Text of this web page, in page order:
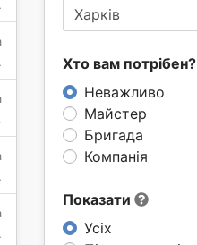
Харків
Хто вам потрібен?
Неважливо
Майстер
Бригада
Компанія
Показати
Усіх